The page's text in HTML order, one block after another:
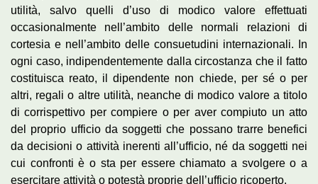
utilità, salvo quelli d’uso di modico valore effettuati
occasionalmente nell’ambito delle normali relazioni di
cortesia e nell’ambito delle consuetudini internazionali. In
ogni caso, indipendentemente dalla circostanza che il fatto
costituisca reato, il dipendente non chiede, per sé o per
altri, regali o altre utilità, neanche di modico valore a titolo
di corrispettivo per compiere o per aver compiuto un atto
del proprio ufficio da soggetti che possano trarre benefici
da decisioni o attività inerenti all’ufficio, né da soggetti nei
cui confronti è o sta per essere chiamato a svolgere o a
esercitare attività o potestà proprie dell’ufficio ricoperto.